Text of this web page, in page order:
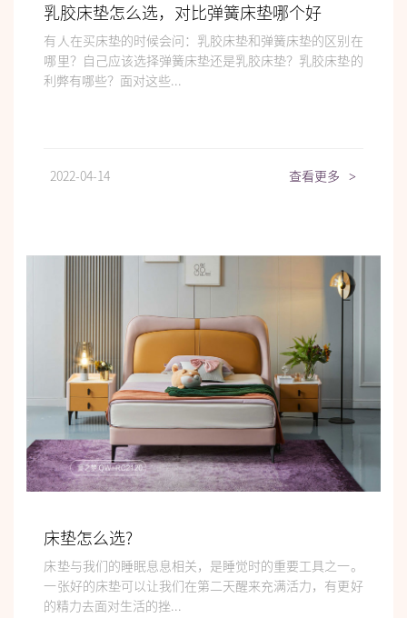
乳胶床垫怎么选，对比弹簧床垫哪个好
有人在买床垫的时候会问：乳胶床垫和弹簧床垫的区别在
哪里？自己应该选择弹簧床垫还是乳胶床垫？乳胶床垫的
利弊有哪些？面对这些...
2022-04-14 查看更多 >
床垫怎么选?
床垫与我们的睡眠息息相关，是睡觉时的重要工具之一。
一张好的床垫可以让我们在第二天醒来充满活力，有更好
的精力去面对生活的挫...